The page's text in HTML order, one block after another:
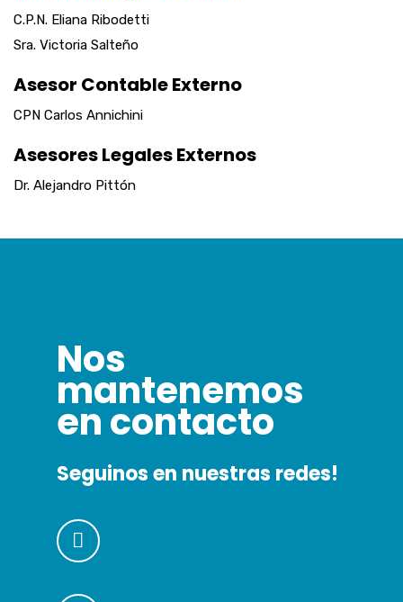
C.P.N. Eliana Ribodetti
Sra. Victoria Salteño
Asesor Contable Externo
CPN Carlos Annichini
Asesores Legales Externos
Dr. Alejandro Pittón
Nos
mantenemos
en contacto
Seguinos en nuestras redes!